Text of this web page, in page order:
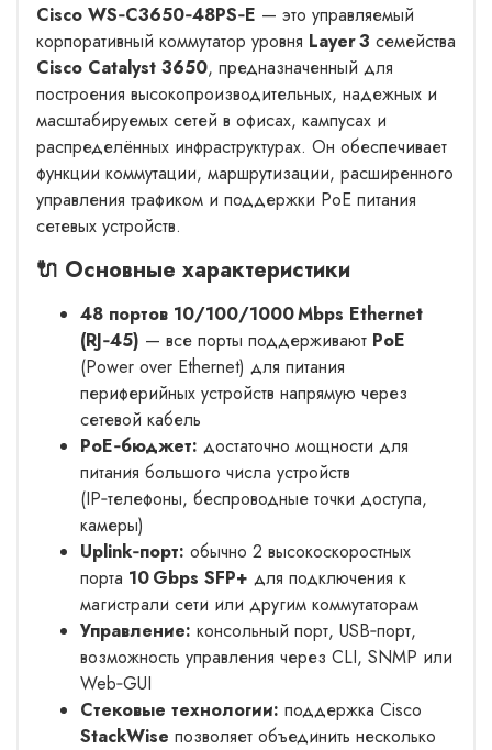
Cisco WS‑C3650‑48PS‑E — это управляемый
корпоративный коммутатор уровня Layer 3 семейства
Cisco Catalyst 3650, предназначенный для
построения высокопроизводительных, надежных и
масштабируемых сетей в офисах, кампусах и
распределённых инфраструктурах. Он обеспечивает
функции коммутации, маршрутизации, расширенного
управления трафиком и поддержки PoE питания
сетевых устройств.
🔌 Основные характеристики
48 портов 10/100/1000 Mbps Ethernet
(RJ‑45) — все порты поддерживают PoE
(Power over Ethernet) для питания
периферийных устройств напрямую через
сетевой кабель
PoE‑бюджет: достаточно мощности для
питания большого числа устройств
(IP‑телефоны, беспроводные точки доступа,
камеры)
Uplink‑порт: обычно 2 высокоскоростных
порта 10 Gbps SFP+ для подключения к
магистрали сети или другим коммутаторам
Управление: консольный порт, USB‑порт,
возможность управления через CLI, SNMP или
Web‑GUI
Стековые технологии: поддержка Cisco
StackWise позволяет объединить несколько